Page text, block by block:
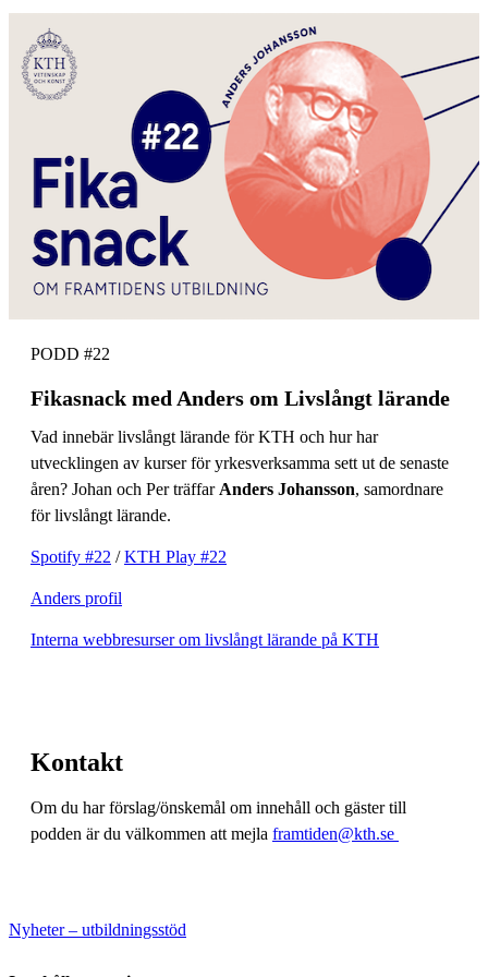
PODD #22
Fikasnack med Anders om Livslångt lärande
Vad innebär livslångt lärande för KTH och hur har
utvecklingen av kurser för yrkesverksamma sett ut de senaste
åren? Johan och Per träffar Anders Johansson, samordnare
för livslångt lärande.
Spotify #22 /KTH Play #22
Anders profil
Interna webbresurser om livslångt lärande på KTH
Kontakt
Om du har förslag/önskemål om innehåll och gäster till
podden är du välkommen att mejla framtiden@kth.se
Nyheter – utbildningsstöd